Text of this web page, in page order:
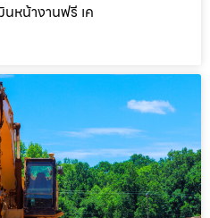
นหน้างานฟรี เค